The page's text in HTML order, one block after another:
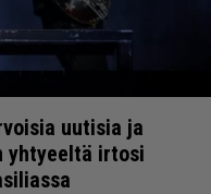
uutisia ja
yhtyeeltä irtosi